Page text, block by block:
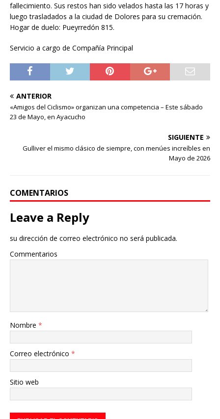
fallecimiento. Sus restos han sido velados hasta las 17 horas y
luego trasladados a la ciudad de Dolores para su cremación.
Hogar de duelo: Pueyrredón 815.
Servicio a cargo de Compañía Principal
ANTERIOR
«Amigos del Ciclismo» organizan una competencia – Este sábado
23 de Mayo, en Ayacucho
SIGUIENTE
Gulliver el mismo clásico de siempre, con menúes increíbles en
Mayo de 2026
COMENTARIOS
Leave a Reply
su dirección de correo electrónico no será publicada.
Commentarios
Nombre *
Correo electrónico *
Sitio web